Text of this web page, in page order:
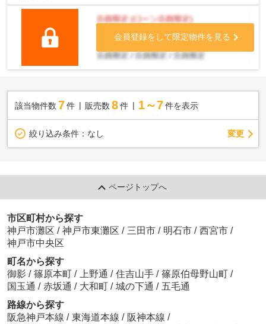
会員登録をして限定物件を見る
該当物件数 7件 販売数 8 件 1～7 件を表示
絞り込み条件： なし 変更
ページトップへ
市区町村から探す
神戸市灘区 / 神戸市東灘区 / 三田市 / 明石市 / 西宮市 /
神戸市中央区
町名から探す
御影 / 篠原本町 / 上野通 / 住吉山手 / 篠原伯母野山町 /
国玉通 / 赤坂通 / 大和町 / 城の下通 / 五毛通
路線から探す
阪急神戸本線 / 東海道本線 / 阪神本線 /